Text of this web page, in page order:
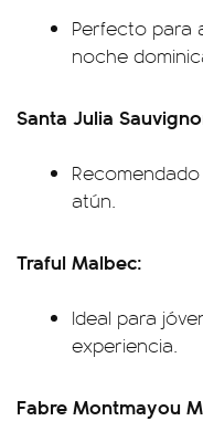
Perfecto para
noche
Santa Julia
atún.
Traful Malbec:
Ideal para
experiencia.
Fabre Montmayou